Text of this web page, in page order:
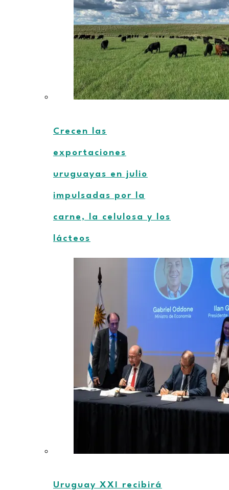
Crecen las
exportaciones
uruguayas en julio
impulsadas por la
carne, la celulosa y los
lácteos
Uruguay XXI recibirá